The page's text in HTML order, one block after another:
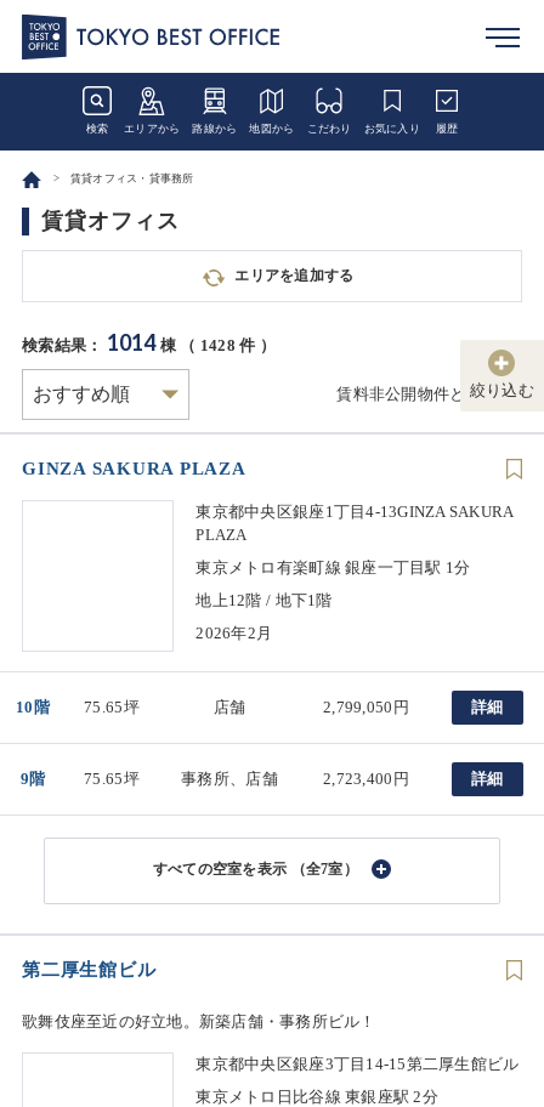
検索 エリアから 路線から 地図から こだわり お気に入り 履歴
賃貸オフィス・貸事務所
賃貸オフィス
エリアを追加する
絞り込む
検索結果： 1014 棟 （ 1428件 ）
賃料非公開物件とは
GINZA SAKURA PLAZA
東京都中央区銀座1丁目4-13GINZA SAKURA
PLAZA
東京メトロ有楽町線 銀座一丁目駅 1分
地上12階 / 地下1階
2026年2月
10階 75.65坪 店舗 2,799,050円 詳細
9階 75.65坪 事務所、店舗 2,723,400円 詳細
（全7室）
第二厚生館ビル
歌舞伎座至近の好立地。新築店舗・事務所ビル！
東京都中央区銀座3丁目14-15第二厚生館ビル
東京メトロ日比谷線 東銀座駅 2分